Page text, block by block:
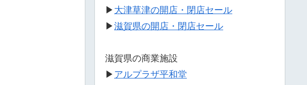
▶ 大津草津の開店・閉店セール
▶滋賀県の開店・閉店セール
滋賀県の商業施設
▶ アルプラザ平和堂